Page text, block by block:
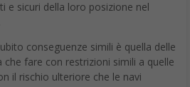
conseguenze simili è quella delle
che fare con restrizioni simili a quelle
il rischio ulteriore che le navi
focolari.